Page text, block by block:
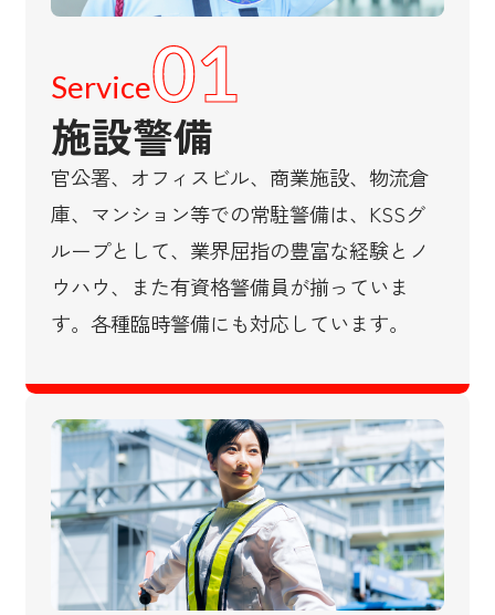
Service01
施設警備
官公署、オフィスビル、商業施設、物流倉
庫、マンション等での常駐警備は、KSSグ
ループとして、業界屈指の豊富な経験とノ
ウハウ、また有資格警備員が揃っていま
す。​各種臨時警備にも対応しています。